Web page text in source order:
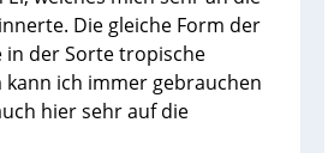
Die gleiche Form der
in der Sorte tropische
kann ich immer gebrauchen
hier sehr auf die